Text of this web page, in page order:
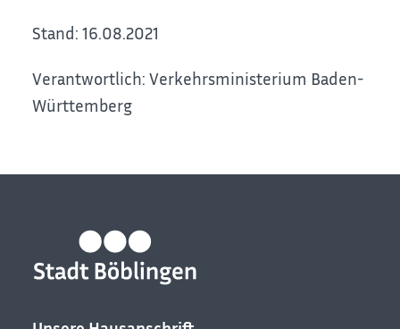
Stand: 16.08.2021
Verantwortlich: Verkehrsministerium Baden-
Württemberg